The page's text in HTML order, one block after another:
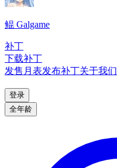
鲲 Galgame
补丁
下载补丁
发售月表发布补丁关于我们
登录
全年龄